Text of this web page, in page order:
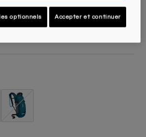
OS
optionnels Accepter et continuer